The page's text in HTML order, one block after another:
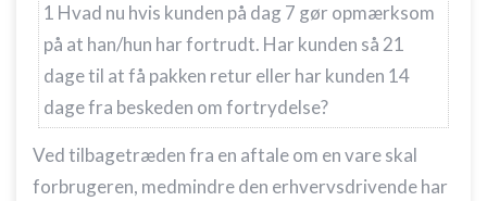
1 Hvad nu hvis kunden på dag 7 gør opmærksom
på at han/hun har fortrudt. Har kunden så 21
dage til at få pakken retur eller har kunden 14
dage fra beskeden om fortrydelse?
Ved tilbagetræden fra en aftale om en vare skal
forbrugeren, medmindre den erhvervsdrivende har